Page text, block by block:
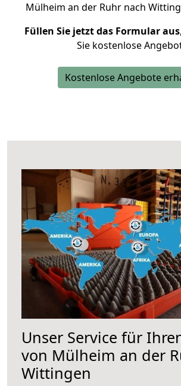
Mülheim an der Ruhr nach
Füllen Sie jetzt das Formular aus
Sie kostenlose
Kostenlose Angebote
Unser Service für
von Mülheim an der
Wittingen